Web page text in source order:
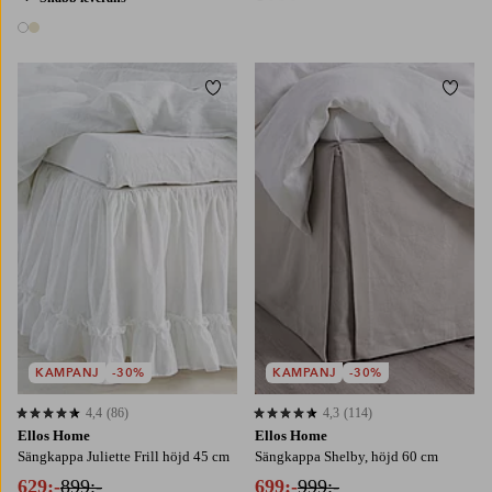
2 färger
4 färger
Ellos Home
Sängkappa Juliette Frill höjd 45 cm
629:-899:-
4,4 baserat på 86 st betyg
4,4 (86)
KAMPANJ -30%
Lägg till i favoriter
120X200160X200180X200
Ellos Home
Sängkappa Shelby, höjd 60 cm
699:-999:-
4,3 baserat på 114 st betyg
4,3 (114)
KAMPANJ -30%
90X200 120X200 140X200160X200